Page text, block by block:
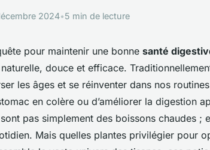
2024•5 min de lecture
pour maintenir une bonne santé
douce et efficace.
les âges et se réinventer dans nos routines
en colère ou d’améliorer la digestion
pas simplement des boissons chaudes ;
Mais quelles plantes privilégier pour